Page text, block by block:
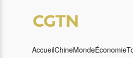
AccueilChineMondeÉconomie